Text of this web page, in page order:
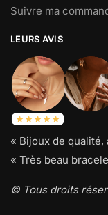
Suivre ma
LEURS AVIS
« Bijoux de qualité,
« Très beau
© Tous droits